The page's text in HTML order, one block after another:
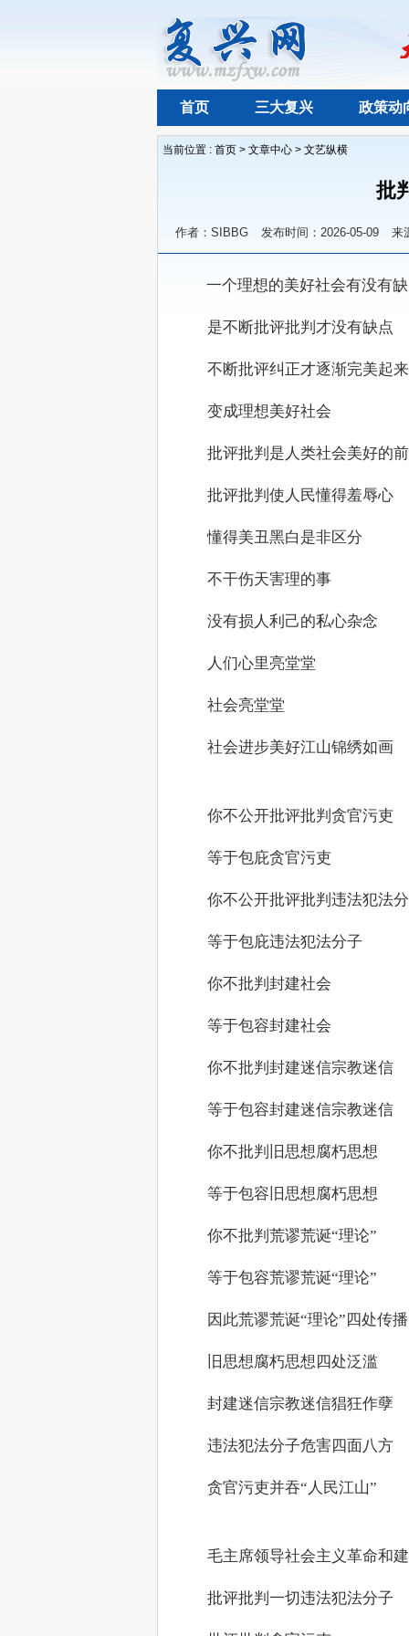
首页 三大复兴 政策动
当前位置 : 首页 > 文章中心 > 文艺纵横
批
作者：SIBBG 发布时间：2026-05-09 来
一个理想的美好社会有没有
是不断批评批判才没有缺点
不断批评纠正才逐渐完美起来
变成理想美好社会
批评批判是人类社会美好的
批评批判使人民懂得羞辱心
懂得美丑黑白是非区分
不干伤天害理的事
没有损人利己的私心杂念
人们心里亮堂堂
社会亮堂堂
社会进步美好江山锦绣如画
你不公开批评批判贪官污吏
等于包庇贪官污吏
你不公开批评批判违法犯法
等于包庇违法犯法分子
你不批判封建社会
等于包容封建社会
你不批判封建迷信宗教迷信
等于包容封建迷信宗教迷信
你不批判旧思想腐朽思想
等于包容旧思想腐朽思想
你不批判荒谬荒诞“理论”
等于包容荒谬荒诞“理论”
因此荒谬荒诞“理论”四处传播
旧思想腐朽思想四处泛滥
封建迷信宗教迷信猖狂作孽
违法犯法分子危害四面八方
贪官污吏并吞“人民江山”
毛主席领导社会主义革命和
批评批判一切违法犯法分子